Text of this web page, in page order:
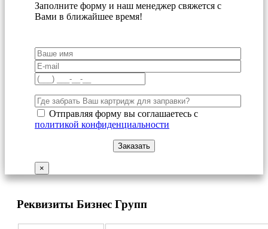
Заполните форму и наш менеджер свяжется с
Вами в ближайшее время!
Отправляя форму вы соглашаетесь с
политикой конфиденциальности
×
Реквизиты Бизнес Групп